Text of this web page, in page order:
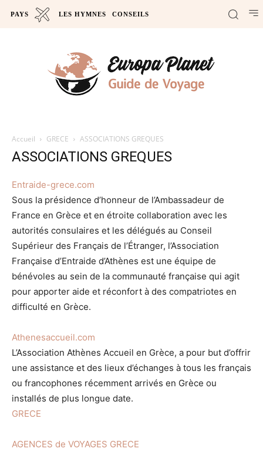
PAYS LES HYMNES CONSEILS
Accueil GRECE ASSOCIATIONS GREQUES
ASSOCIATIONS GREQUES
Entraide-grece.com
Sous la présidence d’honneur de l’Ambassadeur de
France en Grèce et en étroite collaboration avec les
autorités consulaires et les délégués au Conseil
Supérieur des Français de l’Étranger, l’Association
Française d’Entraide d’Athènes est une équipe de
bénévoles au sein de la communauté française qui agit
pour apporter aide et réconfort à des compatriotes en
difficulté en Grèce.
Athenesaccueil.com
L’Association Athènes Accueil en Grèce, a pour but d’offrir
une assistance et des lieux d’échanges à tous les français
ou francophones récemment arrivés en Grèce ou
installés de plus longue date.
GRECE
AGENCES de VOYAGES GRECE